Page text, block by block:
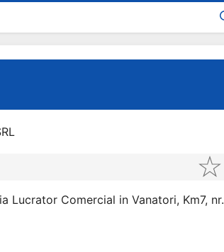
Lucrator Comercial in Vanatori, Km7, nr.